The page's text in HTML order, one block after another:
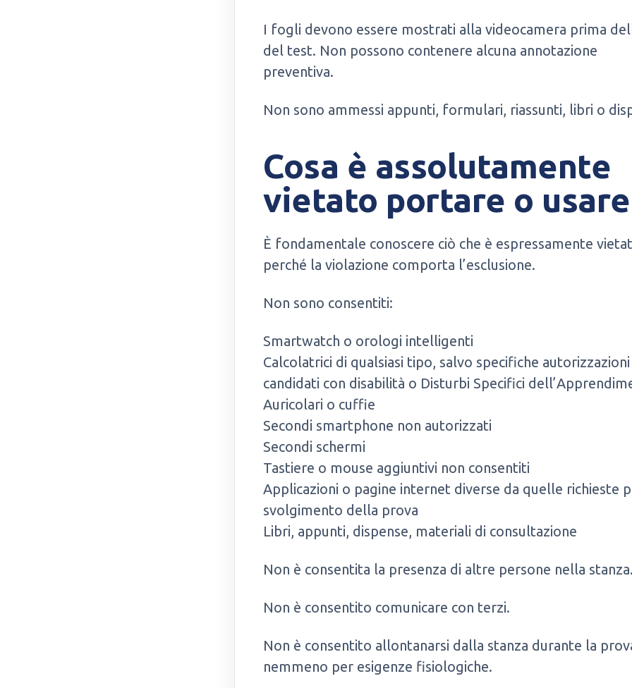
I fogli devono essere mostrati alla videocamera prima
del test. Non possono contenere alcuna annotazione
preventiva.
Non sono ammessi appunti, formulari, riassunti, libri o
Cosa è assolutamente
vietato portare o usare
È fondamentale conoscere ciò che è espressamente
perché la violazione comporta l’esclusione.
Non sono consentiti:
Smartwatch o orologi intelligenti
Calcolatrici di qualsiasi tipo, salvo specifiche
candidati con disabilità o Disturbi Specifici
Auricolari o cuffie
Secondi smartphone non autorizzati
Secondi schermi
Tastiere o mouse aggiuntivi non consentiti
Applicazioni o pagine internet diverse da quelle richieste
svolgimento della prova
Libri, appunti, dispense, materiali di consultazione
Non è consentita la presenza di altre persone nella stanza.
Non è consentito comunicare con terzi.
Non è consentito allontanarsi dalla stanza durante la
nemmeno per esigenze fisiologiche.